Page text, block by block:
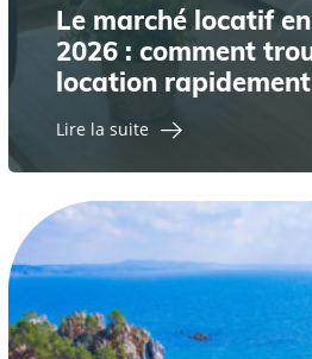
Le marché locatif
2026 : comment
location
Lire la suite